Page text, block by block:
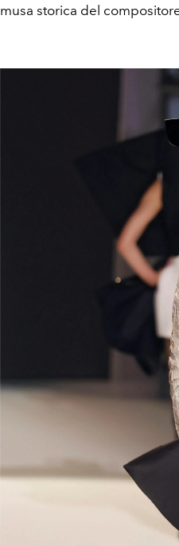
musa storica del